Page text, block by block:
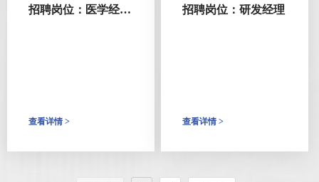
招聘岗位：医学经
查看详情 >
招聘岗位：研发经理
查看详情 >